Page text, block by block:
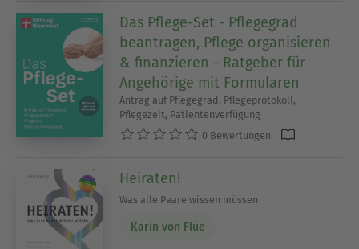
Das Pflege-Set - Pflegegrad
beantragen, Pflege organisieren
& finanzieren - Ratgeber für
Angehörige mit Formularen
Antrag auf Pflegegrad, Pflegeprotokoll,
Pflegezeit, Patientenverfügung
0 Bewertungen
Heiraten!
Was alle Paare wissen müssen
Karin von Flüe